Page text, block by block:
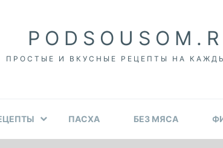
ПРОСТЫЕ И ВКУСНЫЕ РЕЦЕПТЫ НА
ПАСХА БЕЗ МЯСА